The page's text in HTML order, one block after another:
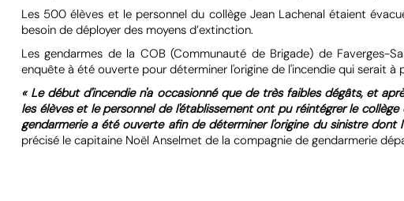
Les 500 élèves et le personnel du collège Jean Lachenal étaient
besoin de déployer des moyens d’extinction.
Les gendarmes de la COB (Communauté de Brigade) de Faverges-
enquête à été ouverte pour déterminer l'origine de l'incendie qui serait à
« Le début d'incendie n'a occasionné que de très faibles dégâts, et
les élèves et le personnel de l'établissement ont pu réintégrer le
gendarmerie a été ouverte afin de déterminer l'origine du sinistre dont
précisé le capitaine Noël Anselmet de la compagnie de gendarmerie